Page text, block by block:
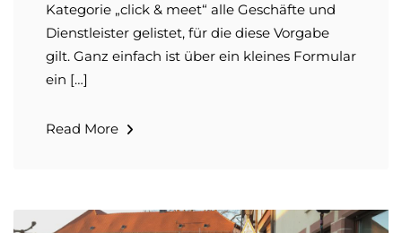
Kategorie „click & meet“ alle Geschäfte und
Dienstleister gelistet, für die diese Vorgabe
gilt. Ganz einfach ist über ein kleines Formular
ein […]
Read More